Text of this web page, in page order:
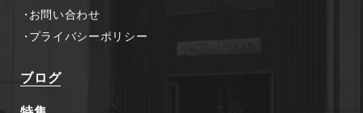
お問い合わせ
プライバシーポリシー
ブログ